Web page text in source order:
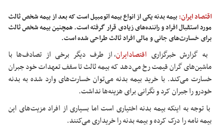
اقتصاد ایران:بیمه بدنه یکی از انواع بیمه اتومبیل است که بعد از بیمه شخص ثالث
مورد استقبال افراد و راننده‌های زیادی قرار گرفته است. همچنین بیمه شخص ثالث
برای خسارت‌های جانی و مالی افراد ثالث طراحی شده است.
به گزارش خبرگزاری اقتصادایران، از طرف دیگر برخی از تصادف‌ها با
ماشین‌های گران قیمت رخ می‌دهد که بیمه ثالث تا سقف تعهدات خود جبران
خسارت می‌کند. با خرید بیمه بدنه می‌توان خسارت‌های وارد شده به بدنه
خودرو را جبران کرد و نگرانی برای هزینه‌ها نداشت.
با توجه به اینکه بیمه بدنه اختیاری است اما بسیاری از افراد مزیت‌های این
بیمه نامه را درک کرده و بیمه بدنه را خریداری می‌کنند.